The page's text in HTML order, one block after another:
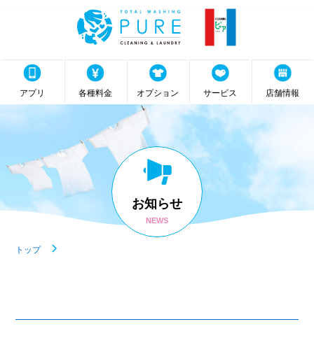
アプリ 各種料金 オプション サービス 店舗情報
お知らせ
NEWS
トップ